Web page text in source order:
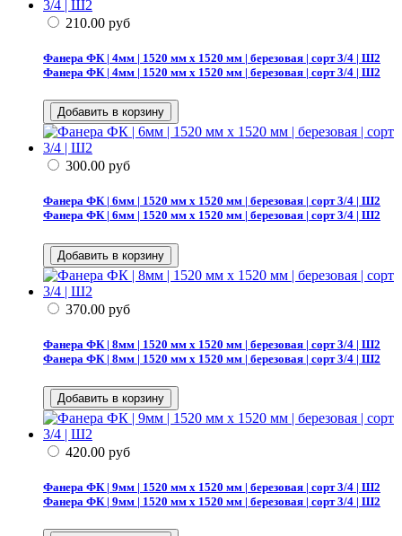
210.00 руб
Фанера ФК | 4мм | 1520 мм х 1520 мм | березовая | сорт 3/4 | Ш2
Фанера ФК | 4мм | 1520 мм х 1520 мм | березовая | сорт 3/4 | Ш2
300.00 руб
Фанера ФК | 6мм | 1520 мм х 1520 мм | березовая | сорт 3/4 | Ш2
Фанера ФК | 6мм | 1520 мм х 1520 мм | березовая | сорт 3/4 | Ш2
370.00 руб
Фанера ФК | 8мм | 1520 мм х 1520 мм | березовая | сорт 3/4 | Ш2
Фанера ФК | 8мм | 1520 мм х 1520 мм | березовая | сорт 3/4 | Ш2
420.00 руб
Фанера ФК | 9мм | 1520 мм х 1520 мм | березовая | сорт 3/4 | Ш2
Фанера ФК | 9мм | 1520 мм х 1520 мм | березовая | сорт 3/4 | Ш2